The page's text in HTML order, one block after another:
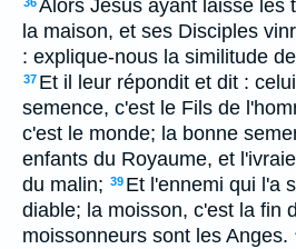
Alors Jésus ayant laissé les
la maison, et ses Disciples
: explique-nous la similitude
37 Et il leur répondit et dit :
semence, c'est le Fils de
c'est le monde; la bonne
enfants du Royaume, et
du malin; 39 Et l'ennemi qui l'a
diable; la moisson, c'est la fin
moissonneurs sont les Anges.